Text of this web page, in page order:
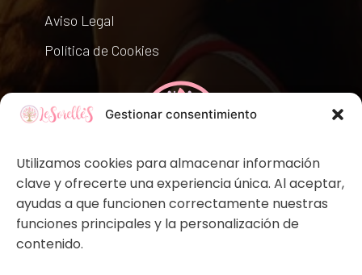
Gestionar consentimiento
Utilizamos cookies para almacenar información
clave y ofrecerte una experiencia única. Al aceptar,
ayudas a que funcionen correctamente nuestras
funciones principales y la personalización de
contenido.
Aviso Legal
Política de Cookies